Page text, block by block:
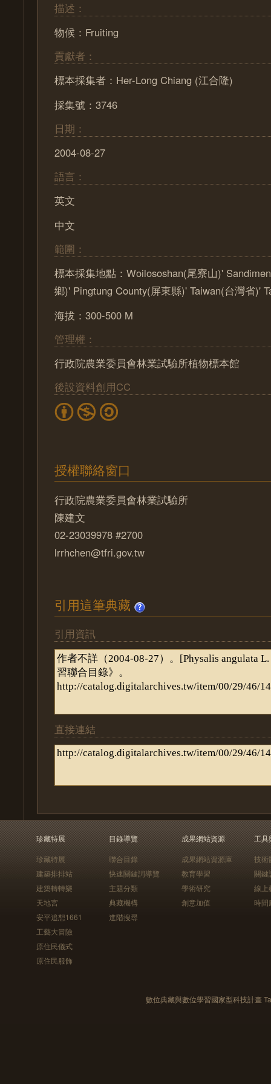
描述：
物候：Fruiting
貢獻者：
標本採集者：Her-Long Chiang (江合隆)
採集號：3746
日期：
2004-08-27
語言：
英文
中文
範圍：
標本採集地點：Woilososhan(尾寮山)'
鄉)' Pingtung County(屏東縣)' Taiwan(台灣省)'
海拔：300-500 M
管理權：
行政院農業委員會林業試驗所植物標本館
後設資料創用CC
授權聯絡窗口
行政院農業委員會林業試驗所
陳建文
02-23039978 #2700
lrrhchen@tfri.gov.tw
引用這筆典藏
引用資訊
直接連結
珍藏特展
珍藏特展
建築排排站
建築轉轉樂
天地宮
安平追想1661
工藝大冒險
原住民儀式
原住民服飾
目錄導覽
聯合目錄
快速關鍵詞導覽
主題分類
典藏機構
進階搜尋
成果網站資源
成果網站資源庫
教育學習
學術研究
創意加值
工具
技術
關鍵
線上
時間
數位典藏與數位學習國家型科技計畫